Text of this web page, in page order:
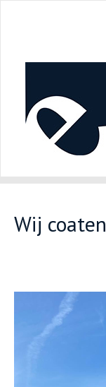
Wij coaten